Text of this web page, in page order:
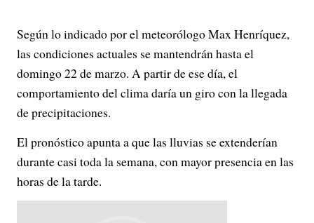
Según lo indicado por el meteorólogo Max Henríquez,
las condiciones actuales se mantendrán hasta el
domingo 22 de marzo. A partir de ese día, el
comportamiento del clima daría un giro con la llegada
de precipitaciones.
El pronóstico apunta a que las lluvias se extenderían
durante casi toda la semana, con mayor presencia en las
horas de la tarde.